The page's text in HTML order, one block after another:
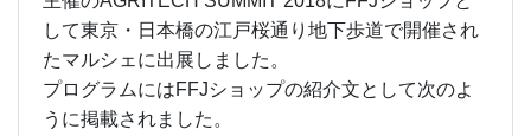
して東京・日本橋の江戸桜通り地下歩道で開催され
たマルシェに出展しました。
プログラムにはFFJショップの紹介文として次のよ
うに掲載されました。